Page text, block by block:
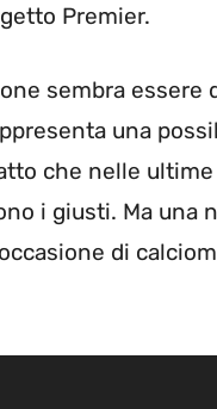
Premier.
sembra essere
una
che nelle
i giusti. Ma una
di